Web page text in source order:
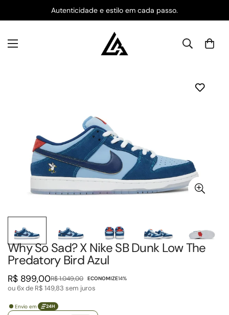
Autenticidade e estilo em cada passo.
Why So Sad? X Nike SB Dunk Low The
Predatory Bird Azul
Preço
de
R$ 899,00
Preço
regular
R$ 1.049,00 ECONOMIZE14%
ou 6x de R$ 149,83 sem juros
Envio em 24H